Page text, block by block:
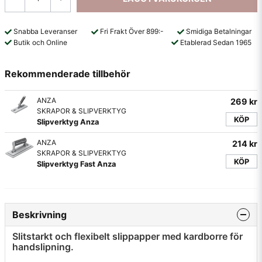
Snabba Leveranser Fri Frakt Över 899:-
Smidiga Betalningar
Butik och Online
Etablerad Sedan 1965
Rekommenderade tillbehör
ANZA
SKRAPOR & SLIPVERKTYG
Slipverktyg Anza
269 kr
KÖP
ANZA
SKRAPOR & SLIPVERKTYG
Slipverktyg Fast Anza
214 kr
KÖP
Beskrivning
Slitstarkt och flexibelt slippapper med kardborre för
handslipning.